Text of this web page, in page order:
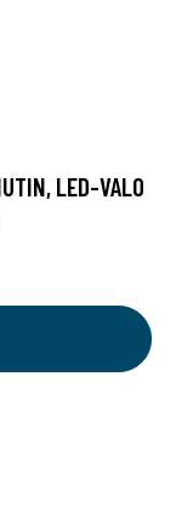
LED-VALO